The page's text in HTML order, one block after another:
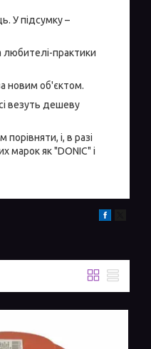
У підсумку –
любителі-практики
новим об'єктом.
везуть дешеву
і, в разі
марок як "DONIC" і